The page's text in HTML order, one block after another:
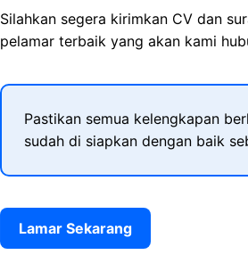
Silahkan segera kirimkan CV dan
pelamar terbaik yang akan kami
Pastikan semua kelengkapan
sudah di siapkan dengan baik
Lamar Sekarang